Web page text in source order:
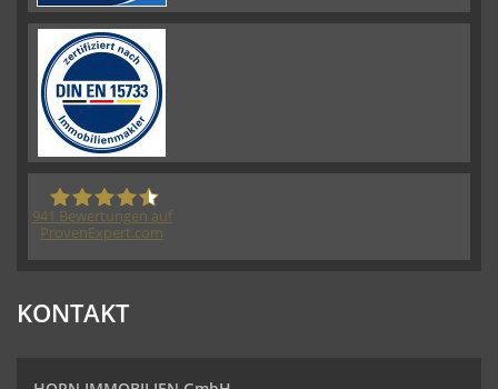
HORN IMMOBILIEN GmbH
941 Bewertungen auf
ProvenExpert.com
KONTAKT